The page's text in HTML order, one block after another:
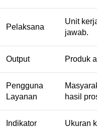
Pelaksana
Unit
jawab.
Output Produk
Pengguna
Layanan
hasil
Indikator
Ukuran